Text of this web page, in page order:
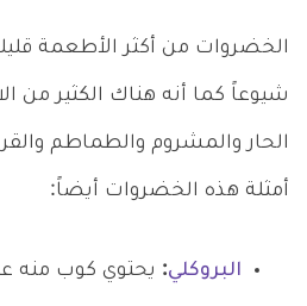
الخضروات من أكثر الأطعمة
شيوعاً كما أنه هناك الكثير من
الحار والمشروم والطماطم
أمثلة هذه الخضروات أيضاً:
البروكلي: